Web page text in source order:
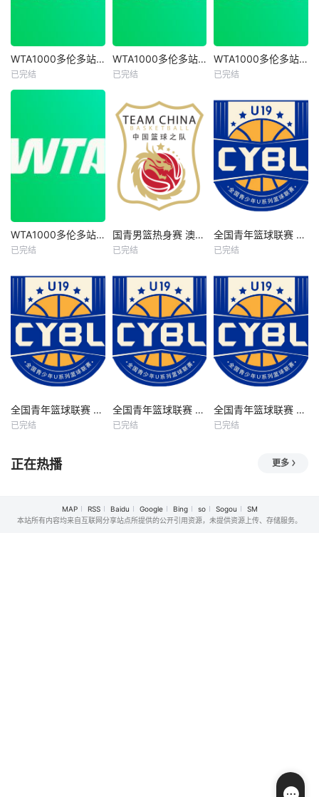
WTA1000多伦多站女单第二轮 扎拉祖阿0-2费尔南德斯20260806 WTA1000多伦多站女单第二轮 扎拉祖阿0-2费尔南德斯20260806
已完结
WTA1000多伦多站女单第一轮 博尔特0-2克罗斯20260804 WTA1000多伦多站女单第一轮 博尔特0-2克罗斯20260804
已完结
WTA1000多伦多站女单第一轮 马里诺0-2森梅兹20260804 WTA1000多伦多站女单第一轮 马里诺0-2森梅兹20260804
已完结
WTA1000多伦多站女单第一轮 王欣瑜1-2卡萨金娜 20260804 WTA1000多伦多站女单第一轮 王欣瑜1-2卡萨金娜 20260804
已完结
国青男篮热身赛 澳大利亚纽纳华丁闪电队VS韩国东国大学20260804 国青男篮热身赛 澳大利亚纽纳华丁闪电队VS韩国东国大学20260804
已完结
全国青年篮球联赛 吉林东北虎vs青岛国信海天20260806 全国青年篮球联赛 吉林东北虎vs青岛国信海天20260806
已完结
全国青年篮球联赛 辽宁沈阳三生vs上海久事20260806 全国青年篮球联赛 辽宁沈阳三生vs上海久事20260806
已完结
全国青年篮球联赛 山东山高vs福建浔兴20260806 全国青年篮球联赛 山东山高vs福建浔兴20260806
已完结
全国青年篮球联赛 深圳新世纪vs山西汾酒20260806 全国青年篮球联赛 深圳新世纪vs山西汾酒20260806
已完结
正在热播 更多
MAP RSS Baidu Google Bing so Sogou
SM
本站所有内容均来自互联网分享站点所提供的公开引用资源，未提供资源上传、存储服务。